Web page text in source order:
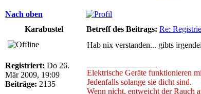
Nach oben
Karabustel
Betreff des Beitrags: Re:
Registriert: Do 26.
Mär 2009, 19:09
Beiträge: 2135
Hab nix verstanden... gibts
Elektrische Geräte funktionieren
Jedenfalls solange sie dicht sind.
Wenn nicht, entweicht der Rauch